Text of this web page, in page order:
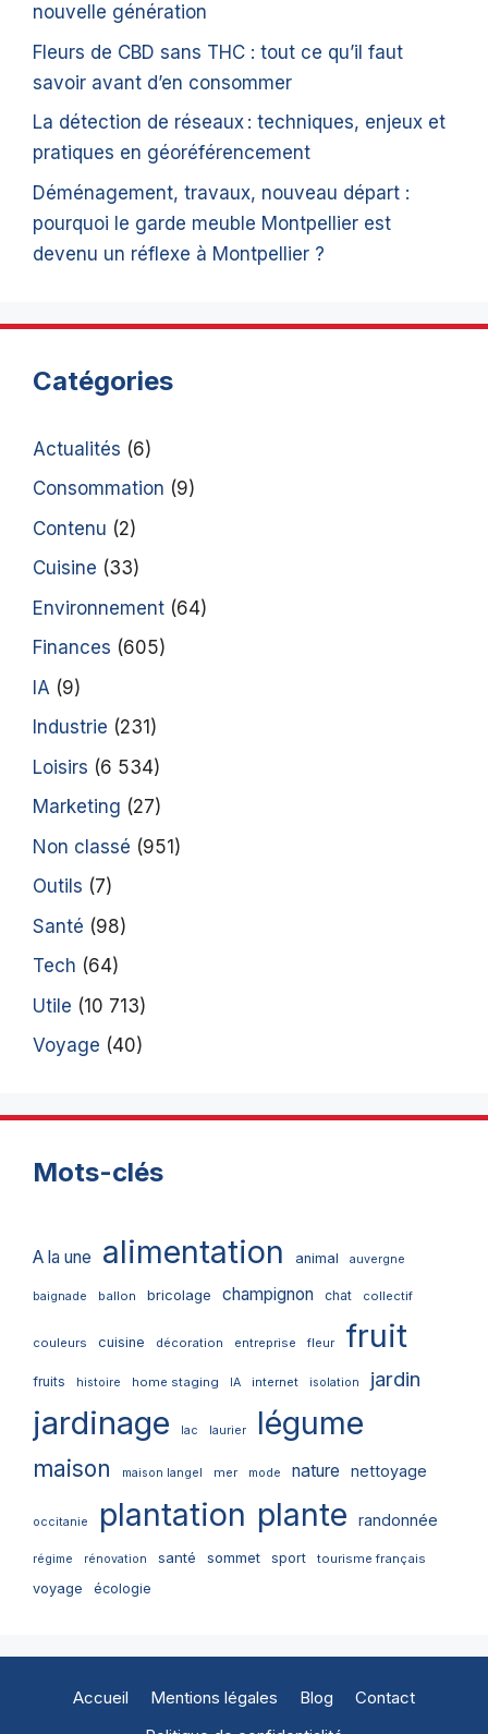
nouvelle génération
Fleurs de CBD sans THC : tout ce qu’il faut
savoir avant d’en consommer
La détection de réseaux : techniques, enjeux et
pratiques en géoréférencement
Déménagement, travaux, nouveau départ :
pourquoi le garde meuble Montpellier est
devenu un réflexe à Montpellier ?
Catégories
Actualités (6)
Consommation (9)
Contenu (2)
Cuisine (33)
Environnement (64)
Finances (605)
IA (9)
Industrie (231)
Loisirs (6 534)
Marketing (27)
Non classé (951)
Outils (7)
Santé (98)
Tech (64)
Utile (10 713)
Voyage (40)
Mots-clés
A la une alimentation animal auvergne
baignade ballon bricolage champignon chat collectif
couleurs cuisine décoration entreprise fleur fruit
fruits histoire home staging IA internet isolation jardin
jardinage lac laurier légume
maison maison langel mer mode nature nettoyage
occitanie plantation plante randonnée
régime rénovation santé sommet sport tourisme français
voyage écologie
Accueil Mentions légales Blog
Contact